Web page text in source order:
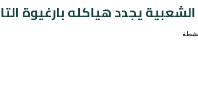
البديل الحركي الوثائق المرجعية أخبارنا
يجدد هياكله بارغيوة